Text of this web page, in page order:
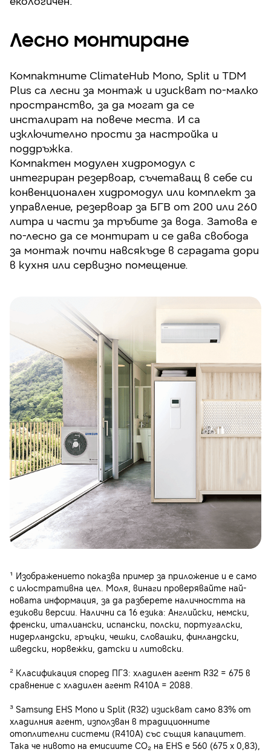
Лесно монтиране
Компактните ClimateHub Mono, Split и TDM
Plus са лесни за монтаж и изискват по-малко
пространство, за да могат да се
инсталират на повече места. И са
изключително прости за настройка и
поддръжка.
Компактен модулен хидромодул с
интегриран резервоар, съчетаващ в себе си
конвенционален хидромодул или комплект за
управление, резервоар за БГВ от 200 или 260
литра и части за тръбите за вода. Затова е
по-лесно да се монтират и се дава свобода
за монтаж почти навсякъде в сградата дори
в кухня или сервизно помещение.
¹ Изображението показва пример за приложение и е само
с илюстративна цел. Моля, винаги проверявайте най-
новата информация, за да разберете наличността на
езикови версии. Налични са 16 езика: Английски, немски,
френски, италиански, испански, полски, португалски,
нидерландски, гръцки, чешки, словашки, финландски,
шведски, норвежки, датски и литовски.
² Класификация според ПГЗ: хладилен агент R32 = 675 в
сравнение с хладилен агент R410A = 2088.
³ Samsung EHS Mono и Split (R32) изискват само 83% от
хладилния агент, използван в традиционните
отоплителни системи (R410A) със същия капацитет.
Така че нивото на емисиите CO₂ на EHS е 560 (675 x 0,83),